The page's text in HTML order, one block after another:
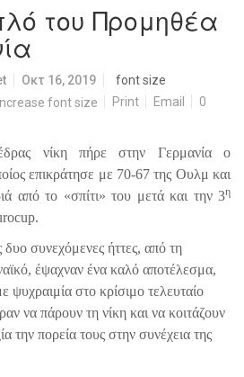
του Προμηθέα
Οκτ 16, 2019
font size
Print
Email
0
νίκη πήρε στην Γερμανία ο
επικράτησε με 70-67 της Ουλμ και
από το «σπίτι» του μετά και την 3η
.
δυο συνεχόμενες ήττες, από τη
έψαχναν ένα καλό αποτέλεσμα,
ψυχραιμία στο κρίσιμο τελευταίο
να πάρουν τη νίκη και να κοιτάζουν
την πορεία τους στην συνέχεια της